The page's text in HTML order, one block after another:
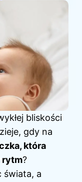
bliskości
gdy na
która
rytm?
świata, a